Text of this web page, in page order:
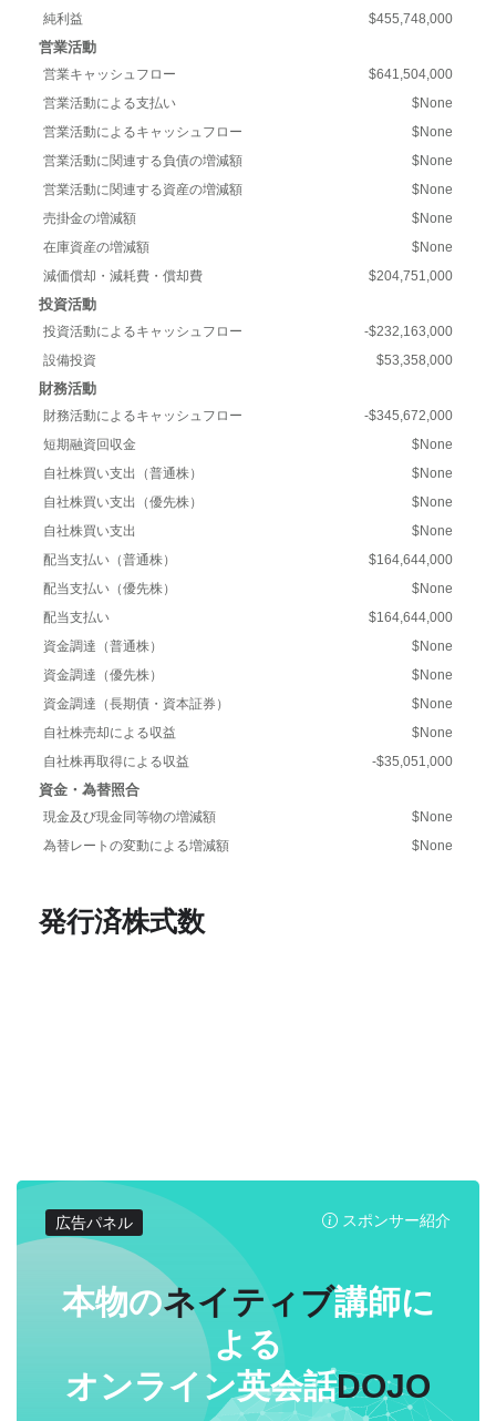
純利益 $455,748,000
営業活動
営業キャッシュフロー
$641,504,000
営業活動による支払い
$None
営業活動によるキャッシュフロー
$None
営業活動に関連する負債の増減額
$None
営業活動に関連する資産の増減額
$None
売掛金の増減額
$None
在庫資産の増減額
$None
減価償却・減耗費・償却費
$204,751,000
投資活動
投資活動によるキャッシュフロー
-$232,163,000
設備投資
$53,358,000
財務活動
財務活動によるキャッシュフロー
-$345,672,000
短期融資回収金
$None
自社株買い支出（普通株）
$None
自社株買い支出（優先株）
$None
自社株買い支出
$None
配当支払い（普通株）
$164,644,000
配当支払い（優先株）
$None
配当支払い
$164,644,000
資金調達（普通株）
$None
資金調達（優先株）
$None
資金調達（長期債・資本証券）
$None
自社株売却による収益
$None
自社株再取得による収益
-$35,051,000
資金・為替照合
現金及び現金同等物の増減額
$None
為替レートの変動による増減額
$None
発行済株式数
広告パネル スポンサー紹介
本物のネイティブ講師に
よる
オンライン英会話DOJO